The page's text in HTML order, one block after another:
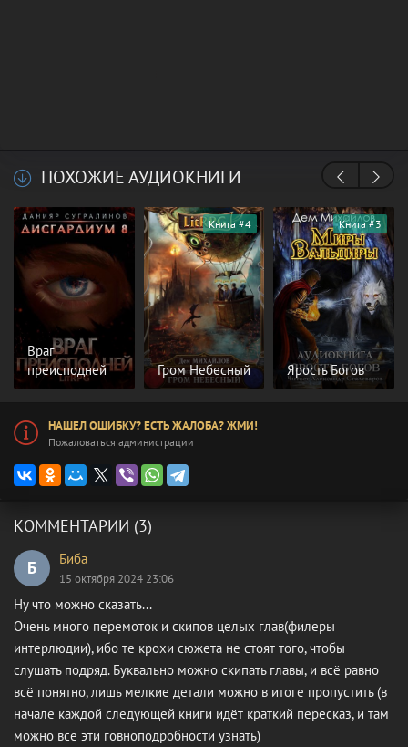
ПОХОЖИЕ АУДИОКНИГИ
Враг
преисподней
Гром Небесный
Книга #4
Ярость Богов
Книга #3
НАШЕЛ ОШИБКУ? ЕСТЬ ЖАЛОБА? ЖМИ!
Пожаловаться администрации
КОММЕНТАРИИ (3)
Б Биба
15 октября 2024 23:06
Ну что можно сказать...
Очень много перемоток и скипов целых глав(филеры
интерлюдии), ибо те крохи сюжета не стоят того, чтобы
слушать подряд. Буквально можно скипать главы, и всё равно
всё понятно, лишь мелкие детали можно в итоге пропустить (в
начале каждой следующей книги идёт краткий пересказ, и там
можно все эти говноподробности узнать)